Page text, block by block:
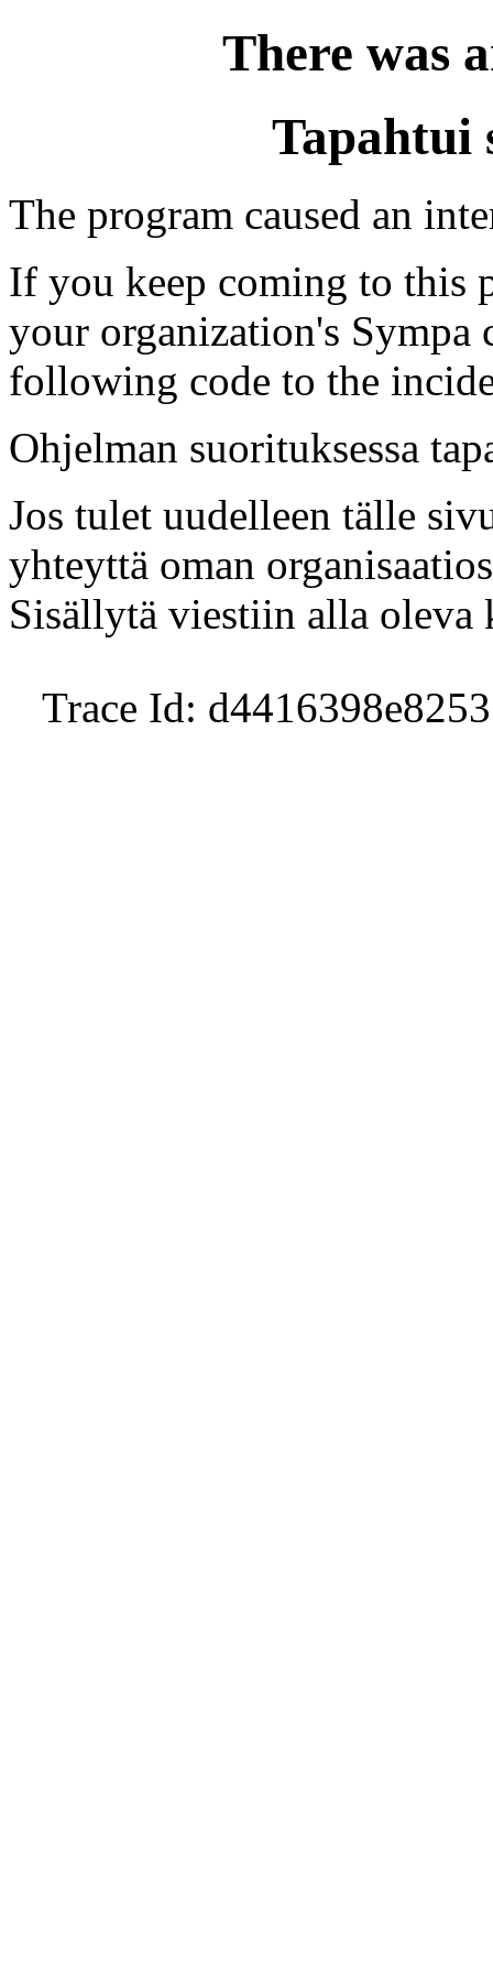
There was
Tapahtui
The program caused an
If you keep coming to this
your organization's Sympa
following code to the
Ohjelman suorituksessa
Jos tulet uudelleen tälle
yhteyttä oman
Sisällytä viestiin alla oleva
Trace Id: